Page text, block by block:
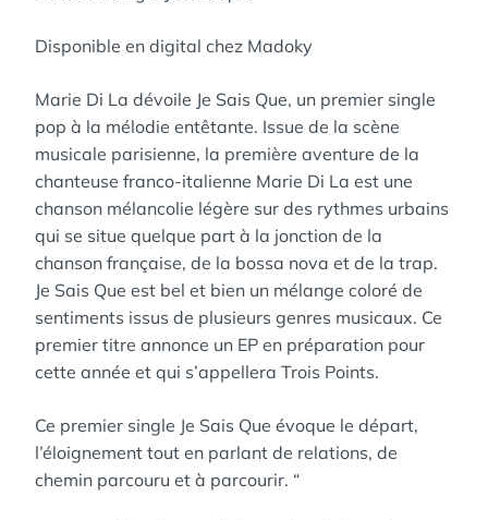
Disponible en digital chez Madoky
Marie Di La dévoile Je Sais Que, un premier single
pop à la mélodie entêtante. Issue de la scène
musicale parisienne, la première aventure de la
chanteuse franco-italienne Marie Di La est une
chanson mélancolie légère sur des rythmes urbains
qui se situe quelque part à la jonction de la
chanson française, de la bossa nova et de la trap.
Je Sais Que est bel et bien un mélange coloré de
sentiments issus de plusieurs genres musicaux. Ce
premier titre annonce un EP en préparation pour
cette année et qui s’appellera Trois Points.
Ce premier single Je Sais Que évoque le départ,
l’éloignement tout en parlant de relations, de
chemin parcouru et à parcourir. “